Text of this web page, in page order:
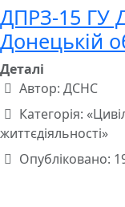
ДПРЗ-15 ГУ
Донецькій
Деталі
Автор: ДСНС
Категорія:
життєдіяльності»
Опубліковано: